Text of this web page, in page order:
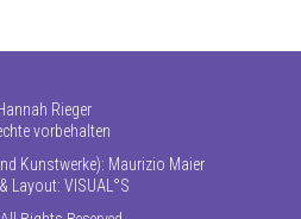
Rieger
vorbehalten
Kunstwerke): Maurizio Maier
Layout: VISUAL°S